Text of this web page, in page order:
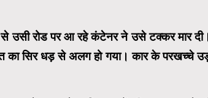
उसी रोड पर आ रहे कंटेनर ने उसे टक्कर मार
का सिर धड़ से अलग हो गया। कार के परखच्चे